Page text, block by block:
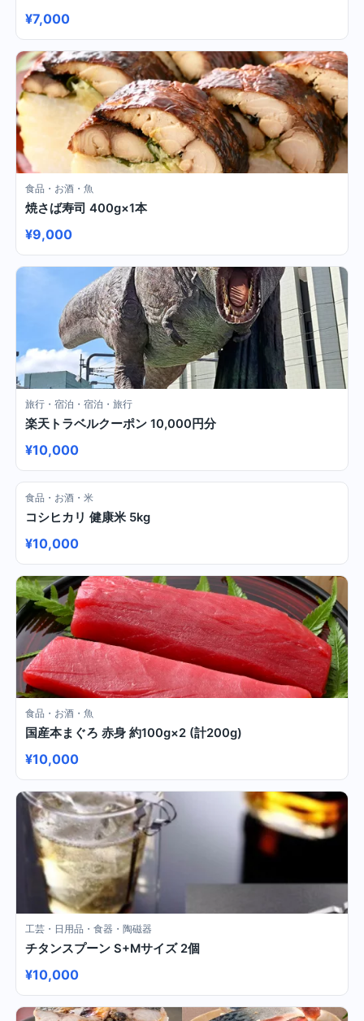
¥7,000
食品・お酒・魚
焼さば寿司 400g×1本
¥9,000
旅行・宿泊・宿泊・旅行
楽天トラベルクーポン 10,000円分
¥10,000
食品・お酒・米
コシヒカリ 健康米 5kg
¥10,000
食品・お酒・魚
国産本まぐろ 赤身 約100g×2 (計200g)
¥10,000
工芸・日用品・食器・陶磁器
チタンスプーン S+Mサイズ 2個
¥10,000